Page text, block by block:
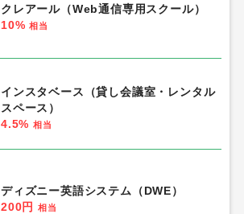
クレアール（Web通信専用スクール）
10% 相当
インスタベース（貸し会議室・レンタル
スペース）
4.5% 相当
ディズニー英語システム（DWE）
200円
相当